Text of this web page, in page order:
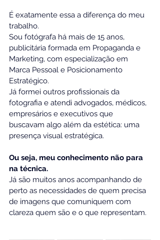
É exatamente essa a diferença do meu
trabalho.
Sou fotógrafa há mais de 15 anos,
publicitária formada em Propaganda e
Marketing, com especialização em
Marca Pessoal e Posicionamento
Estratégico.
Já formei outros profissionais da
fotografia e atendi advogados, médicos,
empresários e executivos que
buscavam algo além da estética: uma
presença visual estratégica.
Ou seja, meu conhecimento não para
na técnica.
Já são muitos anos acompanhando de
perto as necessidades de quem precisa
de imagens que comuniquem com
clareza quem são e o que representam.